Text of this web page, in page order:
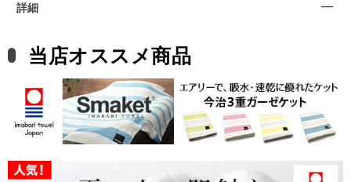
詳細
当店オススメ商品